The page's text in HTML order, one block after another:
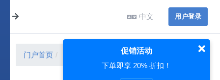
中文 用户登录
门户首页 重置密码促销活动
下单即享 20% 折扣！